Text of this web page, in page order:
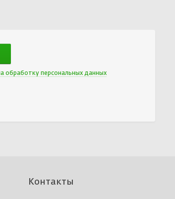
обработку персональных данных
Контакты